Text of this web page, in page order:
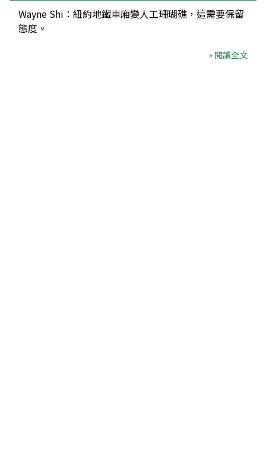
Wayne Shi：紐約地鐵車廂變人工珊瑚礁，這需要保留
態度。
» 閱讀全文